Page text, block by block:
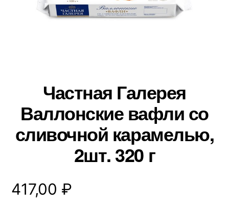
Частная Галерея
Валлонские вафли со
сливочной карамелью,
2шт. 320 г
417,00 ₽